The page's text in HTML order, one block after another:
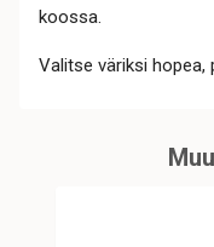
koossa.
Valitse väriksi hopea,